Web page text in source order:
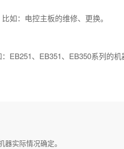
如：电控主板的维修、更换。
EB251、EB351、EB350系列的机
器实际情况确定。